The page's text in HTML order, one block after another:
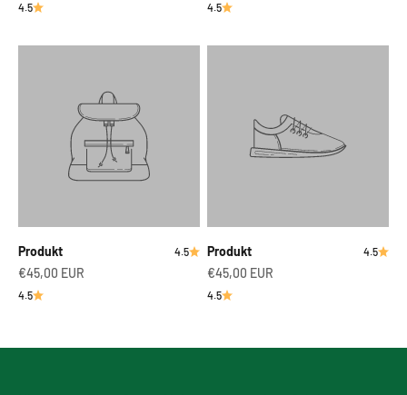
4.5 4.5
Produkt 4.5
€45,00 EUR
4.5
Produkt 4.5
€45,00 EUR
4.5